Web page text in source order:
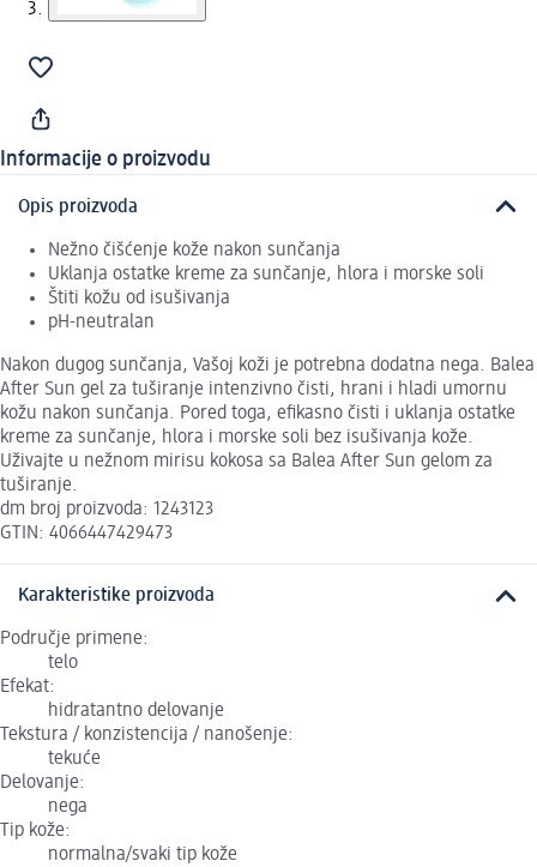
Informacije o proizvodu
Opis proizvoda
Nežno čišćenje kože nakon sunčanja
Uklanja ostatke kreme za sunčanje, hlora i morske soli
Štiti kožu od isušivanja
pH-neutralan
Nakon dugog sunčanja, Vašoj koži je potrebna dodatna nega. Balea
After Sun gel za tuširanje intenzivno čisti, hrani i hladi umornu
kožu nakon sunčanja. Pored toga, efikasno čisti i uklanja ostatke
kreme za sunčanje, hlora i morske soli bez isušivanja kože.
Uživajte u nežnom mirisu kokosa sa Balea After Sun gelom za
tuširanje.
dm broj proizvoda: 1243123
GTIN: 4066447429473
Karakteristike proizvoda
Područje primene:
telo
Efekat:
hidratantno delovanje
Tekstura / konzistencija / nanošenje:
tekuće
Delovanje:
nega
Tip kože:
normalna/svaki tip kože